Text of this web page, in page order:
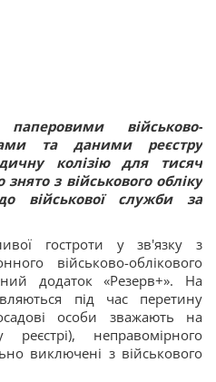
паперовими військово-
та даними реєстру
колізію для тисяч
з військового обліку
військової служби за
гостроти у зв'язку з
військово-облікового
додаток «Резерв+». На
під час перетину
особи зважають на
неправомірного
виключені з військового